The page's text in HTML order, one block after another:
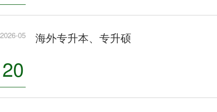
2026-05
20
海外专升本、专升硕